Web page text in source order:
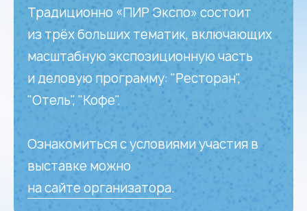
Традиционно «ПИР Экспо» состоит
из трёх больших тематик, включающих
масштабную экспозиционную часть
и деловую программу: "Ресторан",
"Отель", "Кофе".
Ознакомиться с условиями участия в
выставке можно
на сайте организатора.